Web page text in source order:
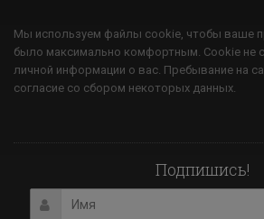
Мы используем файлы cookie, чтобы ваше
было максимально комфортным. Cookie не
личной информации о вас. Пребывание на
согласие со сбором некоторых данных.
Подпишись!